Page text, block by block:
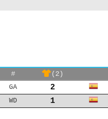
# (2)
GA 2
WD
1